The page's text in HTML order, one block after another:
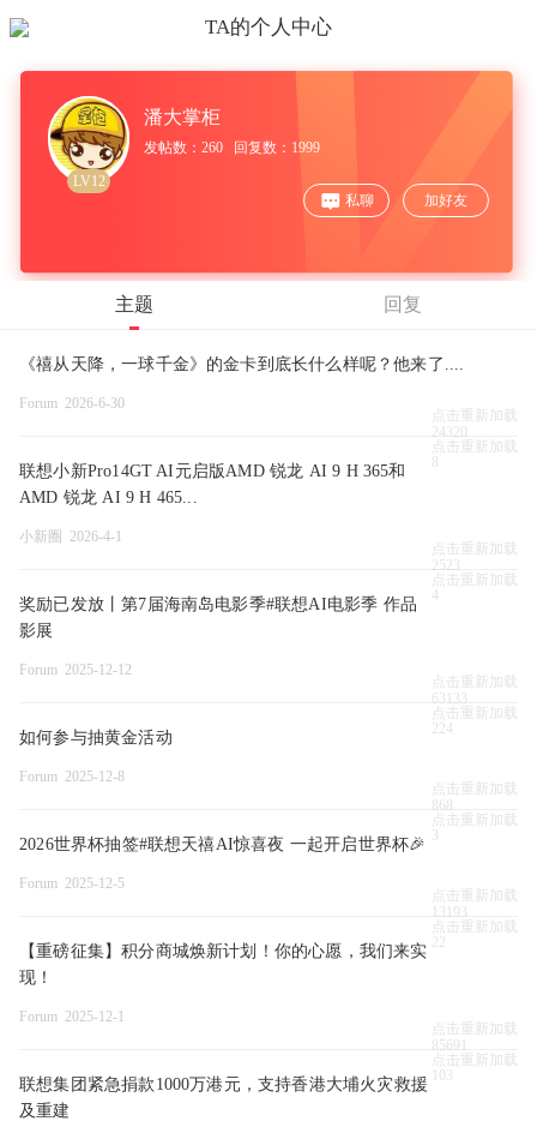
TA的个人中心
LV12
潘大掌柜
发帖数：260 回复数：1999
私聊 加好友
主题 回复
《禧从天降，一球千金》的金卡到底长什么样呢？他来了....
Forum 2026-6-30
点击重新加载
24320
点击重新加载
8
联想小新Pro14GT AI元启版AMD 锐龙 AI 9 H 365和
AMD 锐龙 AI 9 H 465...
小新圈 2026-4-1
点击重新加载
2523
点击重新加载
4
奖励已发放丨第7届海南岛电影季#联想AI电影季 作品
影展
Forum 2025-12-12
点击重新加载
63133
点击重新加载
224
如何参与抽黄金活动
Forum 2025-12-8
点击重新加载
868
点击重新加载
3
2026世界杯抽签#联想天禧AI惊喜夜 一起开启世界杯🎉
Forum 2025-12-5
点击重新加载
13193
点击重新加载
22
【重磅征集】积分商城焕新计划！你的心愿，我们来实
现！
Forum 2025-12-1
点击重新加载
85691
点击重新加载
103
联想集团紧急捐款1000万港元，支持香港大埔火灾救援
及重建